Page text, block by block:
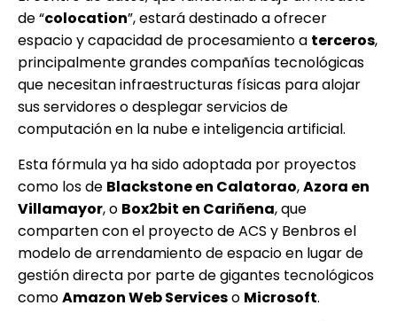
de “colocation”, estará destinado a ofrecer
espacio y capacidad de procesamiento a terceros,
principalmente grandes compañías tecnológicas
que necesitan infraestructuras físicas para alojar
sus servidores o desplegar servicios de
computación en la nube e inteligencia artificial.
Esta fórmula ya ha sido adoptada por proyectos
como los de Blackstone en Calatorao,Azora en
Villamayor, o Box2bit en Cariñena, que
comparten con el proyecto de ACS y Benbros el
modelo de arrendamiento de espacio en lugar de
gestión directa por parte de gigantes tecnológicos
comoAmazon Web Serviceso Microsoft.